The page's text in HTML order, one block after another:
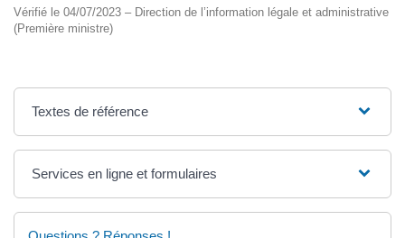
Vérifié le 04/07/2023 – Direction de l’information légale et administrative
(Première ministre)
Textes de référence
Services en ligne et formulaires